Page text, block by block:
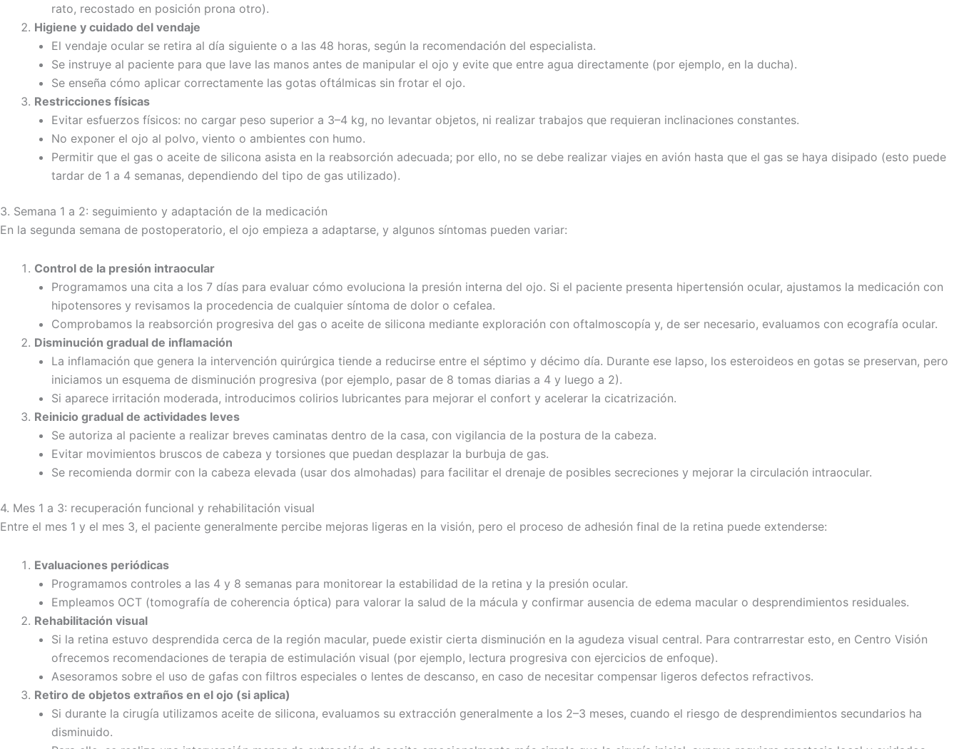
rato, recostado en posición prona otro).
Higiene y cuidado del vendaje
El vendaje ocular se retira al día siguiente o a las 48 horas, según la recomendación del especialista.
Se instruye al paciente para que lave las manos antes de manipular el ojo y evite que entre agua directamente (por ejemplo, en la ducha).
Se enseña cómo aplicar correctamente las gotas oftálmicas sin frotar el ojo.
Restricciones físicas
Evitar esfuerzos físicos: no cargar peso superior a 3–4 kg, no levantar objetos, ni realizar trabajos que requieran inclinaciones constantes.
No exponer el ojo al polvo, viento o ambientes con humo.
Permitir que el gas o aceite de silicona asista en la reabsorción adecuada; por ello, no se debe realizar viajes en avión hasta que el gas se haya disipado (esto puede
tardar de 1 a 4 semanas, dependiendo del tipo de gas utilizado).
3. Semana 1 a 2: seguimiento y adaptación de la medicación
En la segunda semana de postoperatorio, el ojo empieza a adaptarse, y algunos síntomas pueden variar:
Control de la presión intraocular
Programamos una cita a los 7 días para evaluar cómo evoluciona la presión interna del ojo. Si el paciente presenta hipertensión ocular, ajustamos la medicación con
hipotensores y revisamos la procedencia de cualquier síntoma de dolor o cefalea.
Comprobamos la reabsorción progresiva del gas o aceite de silicona mediante exploración con oftalmoscopía y, de ser necesario, evaluamos con ecografía ocular.
Disminución gradual de inflamación
La inflamación que genera la intervención quirúrgica tiende a reducirse entre el séptimo y décimo día. Durante ese lapso, los esteroideos en gotas se preservan, pero
iniciamos un esquema de disminución progresiva (por ejemplo, pasar de 8 tomas diarias a 4 y luego a 2).
Si aparece irritación moderada, introducimos colirios lubricantes para mejorar el confort y acelerar la cicatrización.
Reinicio gradual de actividades leves
Se autoriza al paciente a realizar breves caminatas dentro de la casa, con vigilancia de la postura de la cabeza.
Evitar movimientos bruscos de cabeza y torsiones que puedan desplazar la burbuja de gas.
Se recomienda dormir con la cabeza elevada (usar dos almohadas) para facilitar el drenaje de posibles secreciones y mejorar la circulación intraocular.
4. Mes 1 a 3: recuperación funcional y rehabilitación visual
Entre el mes 1 y el mes 3, el paciente generalmente percibe mejoras ligeras en la visión, pero el proceso de adhesión final de la retina puede extenderse:
Evaluaciones periódicas
Programamos controles a las 4 y 8 semanas para monitorear la estabilidad de la retina y la presión ocular.
Empleamos OCT (tomografía de coherencia óptica) para valorar la salud de la mácula y confirmar ausencia de edema macular o desprendimientos residuales.
Rehabilitación visual
Si la retina estuvo desprendida cerca de la región macular, puede existir cierta disminución en la agudeza visual central. Para contrarrestar esto, en Centro Visión
ofrecemos recomendaciones de terapia de estimulación visual (por ejemplo, lectura progresiva con ejercicios de enfoque).
Asesoramos sobre el uso de gafas con filtros especiales o lentes de descanso, en caso de necesitar compensar ligeros defectos refractivos.
Retiro de objetos extraños en el ojo (si aplica)
Si durante la cirugía utilizamos aceite de silicona, evaluamos su extracción generalmente a los 2–3 meses, cuando el riesgo de desprendimientos secundarios ha
disminuido.